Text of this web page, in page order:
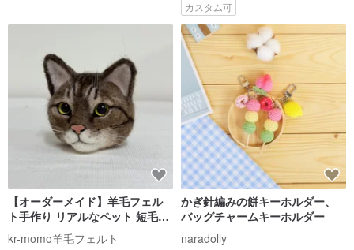
カスタム可
【オーダーメイド】羊毛フェル
ト手作り リアルなペット 短毛の
トラ猫 キーホルダー
kr-momo羊毛フェルト
かぎ針編みの餅キーホルダー、
バッグチャームキーホルダー
naradolly